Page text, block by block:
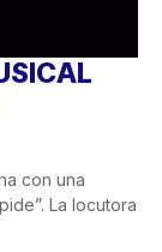
con una
La locutora